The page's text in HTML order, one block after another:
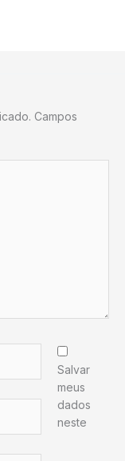
Campos
Salvar
meus
dados
neste